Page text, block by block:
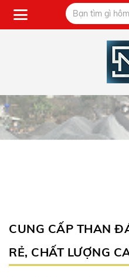
CUNG CẤP THAN
RẺ, CHẤT LƯỢNG